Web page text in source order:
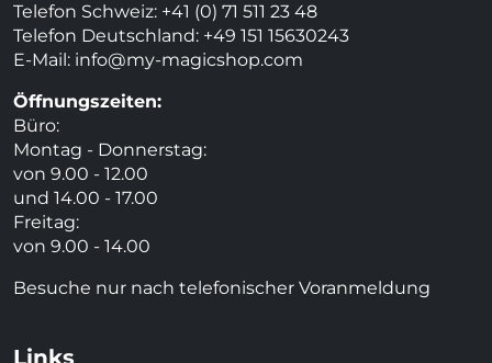
Telefon Schweiz: +41 (0) 71 511 23 48
Telefon Deutschland: +49 151 15630243
E-Mail: info@my-magicshop.com
Öffnungszeiten:
Büro:
Montag - Donnerstag:
von 9.00 - 12.00
und 14.00 - 17.00
Freitag:
von 9.00 - 14.00
Besuche nur nach telefonischer Voranmeldung